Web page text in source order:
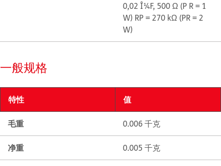
0,02 Î¼F, 500 Ω (P R = 1
W) RP = 270 kΩ (PR = 2
W)
一般规格
特性 值
毛重 0.006 千克
净重 0.005 千克